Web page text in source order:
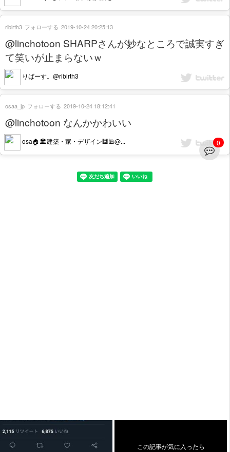
@linchotoon SHARPさんが妙なところで誠実すぎ
て笑いが止まらないｗ
りばーす。@ribirth3
ribirth3 フォローする 2019-10-24 20:25:13
@linchotoon なんかかわいい
osa🏠🏛建築・家・デザイン🕍🕌@...
osaa_jp フォローする 2019-10-24 18:12:41
この記事が気に入ったら
0